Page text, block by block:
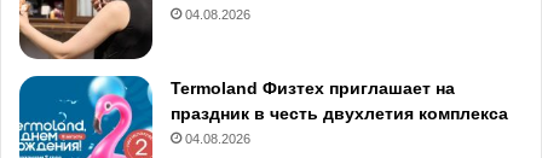
04.08.2026
Termoland Физтех приглашает на
праздник в честь двухлетия комплекса
04.08.2026